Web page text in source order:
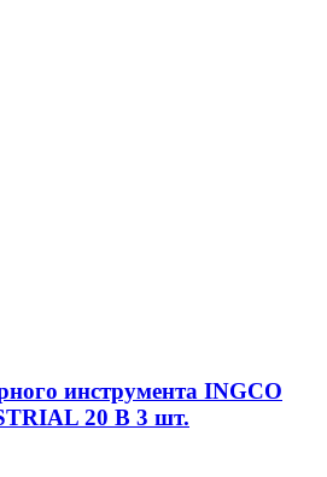
инструмента INGCO
20 В 3 шт.